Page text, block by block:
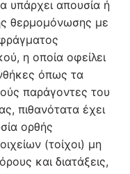
υπάρχει απουσία ή
θερμομόνωσης με
η οποία οφείλει
όπως τα
παράγοντες του
πιθανότατα έχει
ορθής
(τοίχοι) μη
και διατάξεις,